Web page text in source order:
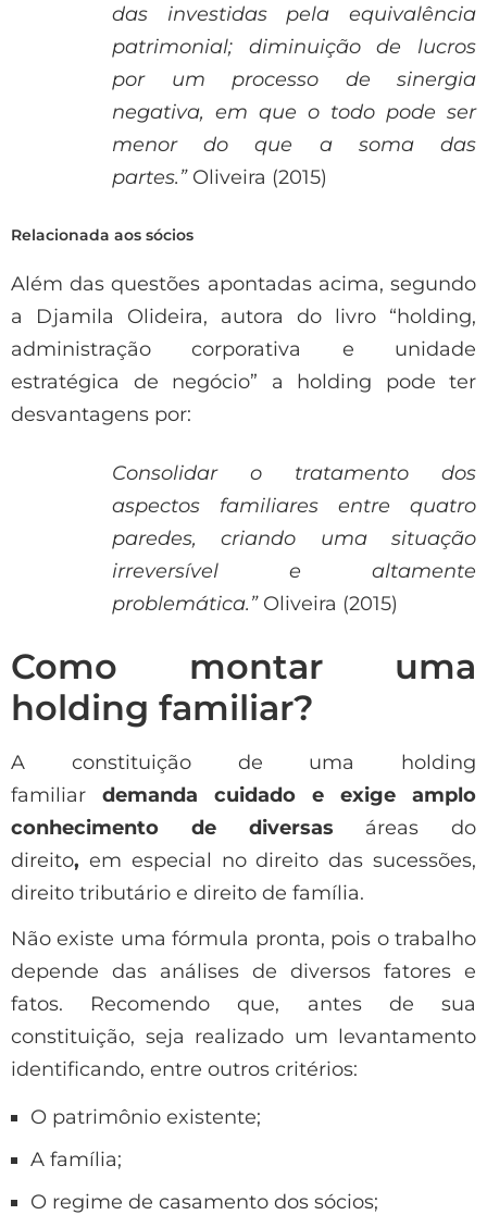
das investidas pela equivalência
patrimonial; diminuição de lucros
por um processo de sinergia
negativa, em que o todo pode ser
menor do que a soma das
partes.” Oliveira (2015)
Relacionada aos sócios
Além das questões apontadas acima, segundo
a Djamila Olideira, autora do livro “holding,
administração corporativa e unidade
estratégica de negócio” a holding pode ter
desvantagens por:
Consolidar o tratamento dos
aspectos familiares entre quatro
paredes, criando uma situação
irreversível e altamente
problemática.” Oliveira (2015)
Como montar uma
holding familiar?
A constituição de uma holding
familiar demanda cuidado e exige amplo
conhecimento de diversas áreas do
direito, em especial no direito das sucessões,
direito tributário e direito de família.
Não existe uma fórmula pronta, pois o trabalho
depende das análises de diversos fatores e
fatos. Recomendo que, antes de sua
constituição, seja realizado um levantamento
identificando, entre outros critérios:
O patrimônio existente;
A família;
O regime de casamento dos sócios;